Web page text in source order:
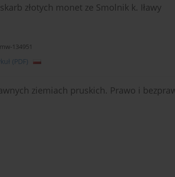
złotych monet ze Smolnik k. Iławy
134951
(PDF)
ziemiach pruskich. Prawo i